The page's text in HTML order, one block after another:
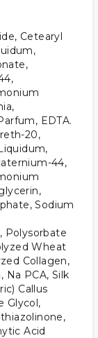
Cetearyl
EDTA.
20,
44,
Sodium
Polysorbate
Wheat
Collagen,
Na PCA, Silk
Callus
Glycol,
Acid